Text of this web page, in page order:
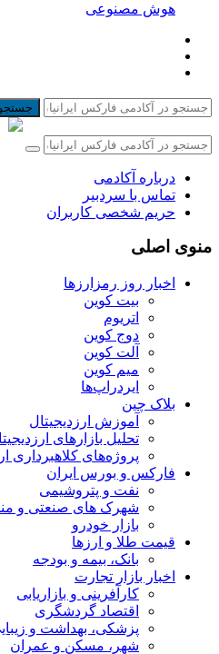
هوش مصنوعی
درباره آکادمی
تماس با سردبیر
حریم شخصی کاربران
منوی اصلی
اخبار روز رمزارزها
بیت کوین
اتریوم
دوج کوین
آلت کوین
میم کوین‌
ایردراپ‌ها
بلاک چین
آموزش ارزدیجیتال
تحلیل بازارهای
پروژه‌های کلاهبرداری
فارکس و بورس ایران
نفت و پتروشیمی
شهرک های صنعتی و
بازار خودرو
قیمت طلا و ارزها
بانک، بیمه و بودجه
اخبار بازار تجارت
کارآفرینی و بازاریابی
اقتصاد گردشگری
پزشکی، بهداشت و
شهر، مسکن و عمران